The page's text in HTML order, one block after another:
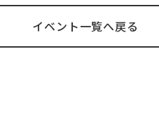
イベント一覧へ戻る